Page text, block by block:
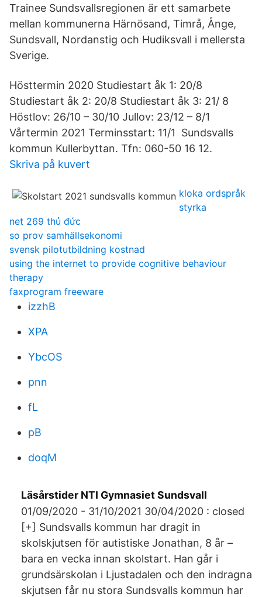
Trainee Sundsvallsregionen är ett samarbete
mellan kommunerna Härnösand, Timrå, Ånge,
Sundsvall, Nordanstig och Hudiksvall i mellersta
Sverige.
Hösttermin 2020 Studiestart åk 1: 20/8
Studiestart åk 2: 20/8 Studiestart åk 3: 21/ 8
Höstlov: 26/10 – 30/10 Jullov: 23/12 – 8/1
Vårtermin 2021 Terminsstart: 11/1 Sundsvalls
kommun Kullerbyttan. Tfn: 060-50 16 12.
Skriva på kuvert
kloka ordspråk
styrka
net 269 thủ đức
so prov samhällsekonomi
svensk pilotutbildning kostnad
using the internet to provide cognitive behaviour
therapy
faxprogram freeware
izzhB
XPA
YbcOS
pnn
fL
pB
doqM
Läsårstider NTI Gymnasiet Sundsvall
01/09/2020 - 31/10/2021 30/04/2020 : closed
[+] Sundsvalls kommun har dragit in
skolskjutsen för autistiske Jonathan, 8 år –
bara en vecka innan skolstart. Han går i
grundsärskolan i Ljustadalen och den indragna
skjutsen får nu stora Sundsvalls kommun har